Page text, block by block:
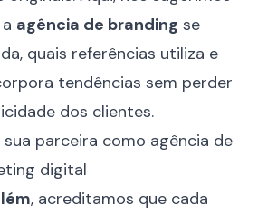
agência de branding se
quais referências utiliza e
tendências sem perder
dos clientes.
sua parceira como agência de
digital
, acreditamos que cada